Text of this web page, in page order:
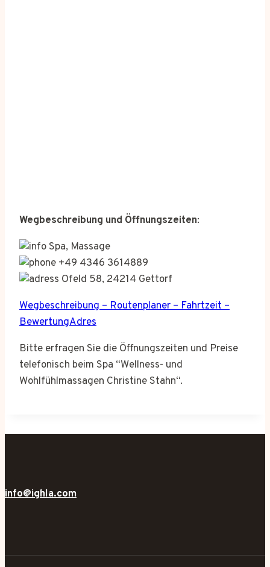
Wegbeschreibung und Öffnungszeiten:
Spa, Massage
+49 4346 3614889
Ofeld 58, 24214 Gettorf
Wegbeschreibung – Routenplaner – Fahrtzeit –
BewertungAdres
Bitte erfragen Sie die Öffnungszeiten und Preise
telefonisch beim Spa “Wellness- und
Wohlfühlmassagen Christine Stahn“.
info@ighla.com